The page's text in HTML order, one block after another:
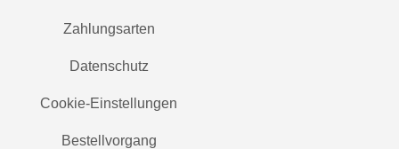
Zahlungsarten
Datenschutz
Cookie-Einstellungen
Bestellvorgang